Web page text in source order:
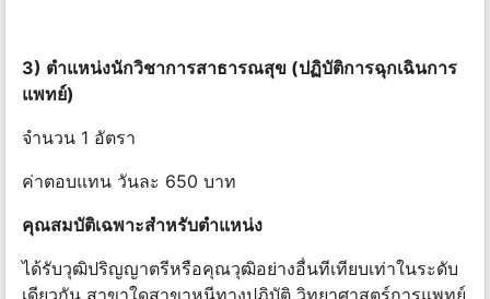
3) ตําแหน่งนักวิชาการสาธารณสุข (ปฏิบัติการฉุกเฉินการ
แพทย์)
จํานวน 1 อัตรา
ค่าตอบแทน วันละ 650 บาท
คุณสมบัติเฉพาะสําหรับตําแหน่ง
ได้รับวุฒิปริญญาตรีหรือคุณวุฒิอย่างอื่นทีเทียบเท่าในระดับ